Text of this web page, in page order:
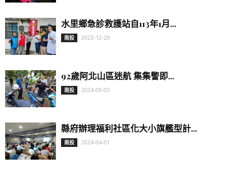
水里鄉急診救護站自113年1月...
南投 2023-12-29
92歲阿北山區迷航 集集警即...
南投 2024-09-03
縣府辦理福利社區化大小旗艦型計...
南投 2024-04-01